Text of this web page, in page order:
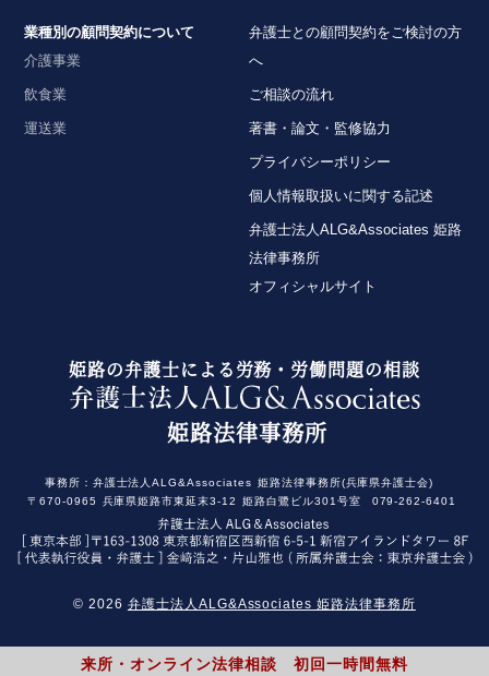
2025年10月13日
『全国賃貸住宅新聞』
企業法務担当執行役員・弁護士 家永勲「弁護士が解
決！！身近な不動産トラブル」 第130回『隣地から
協力義務」の論文を、企業法務担当執行役員・弁護
士 家永 勲、シニアアソシエイト・弁護士 髙木 勝瑛
2025年10月1日〈発行〉
『高齢者住宅新聞』
「介護施設を取り巻く法律問題の今」『第169回
が、総合的には「強」として業務起因性が肯定され
た例（国・和歌山労基署長事件）～和歌山地裁令和
【タイ】2024年7月号Vol.25
最新判例・ルーリング(労務・税務)
2024年7月号Vol.151
会事件）～最高裁令和６年４月２６日第二小法廷判
【タイ】2024年6月号Vol.23
最新判例・ルーリング(労務・税務)
【タイ】2024年6月号Vol.22
来所・オンライン法律相談 初回一時間無料
業種別の顧問契約について
介護事業
飲食業
運送業
弁護士との顧問契約をご検討の方
へ
ご相談の流れ
著書・論文・監修協力
プライバシーポリシー
個人情報取扱いに関する記述
弁護士法人ALG&Associates 姫路
法律事務所
オフィシャルサイト
姫路の弁護士による労務・労働問題の相談
姫路法律事務所
事務所： 弁護士法人ALG&Associates 姫路法律事務所(兵庫県弁護士会)
〒670-0965
兵庫県姫路市東延末3-12 姫路白鷺ビル301号室 079-262-6401
© 2026 弁護士法人ALG&Associates 姫路法律事務所